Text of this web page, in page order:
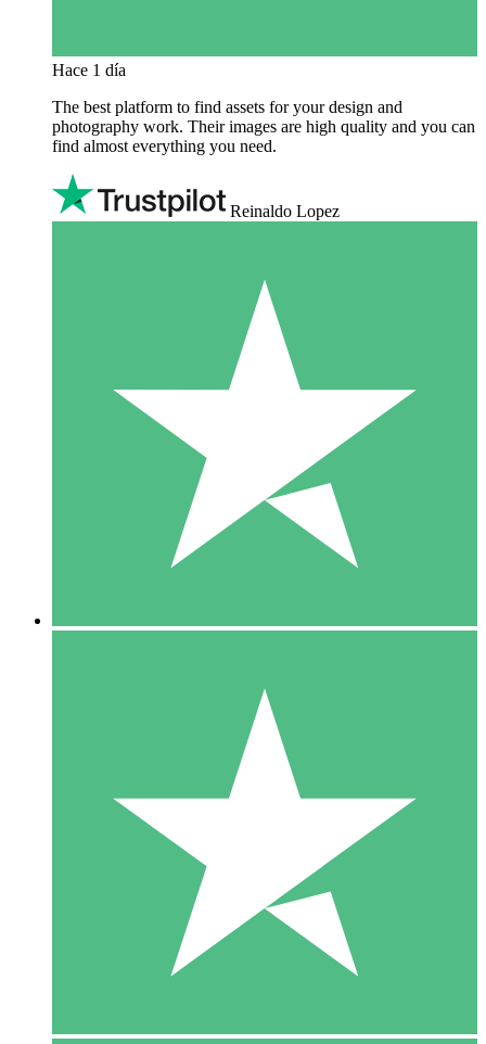
Hace 1 día
The best platform to find assets for your design and
photography work. Their images are high quality and you can
find almost everything you need.
Reinaldo Lopez